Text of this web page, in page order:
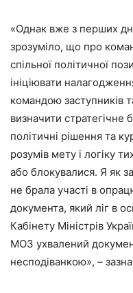
«Однак вже з перших
зрозуміло, що про
спільної політичної
ініціювати
командою заступників
визначити стратегічне
політичні рішення та
розумів мету і логіку
або блокувалися. Я як
не брала участі в
документа, який ліг в
Кабінету Міністрів
МОЗ ухвалений
несподіванкою», –